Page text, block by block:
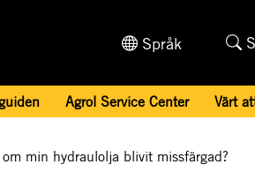
Språk
Agrol Service Center Värt
min hydraulolja blivit missfärgad?